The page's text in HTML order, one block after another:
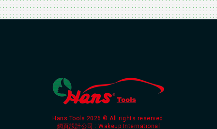
Hans Tools 2026 © All rights reserved.
網頁設計公司 : Wakeup International